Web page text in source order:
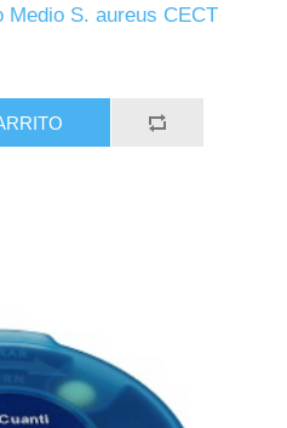
Medio S. aureus CECT